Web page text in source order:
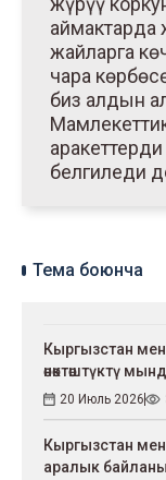
аймактарда
жайларга
чара
биз алдын
белгиледи
Тема боюнча
Кыргызстан
өнөктөштүктү
20 Июль 2026
Кыргызстан
аралык